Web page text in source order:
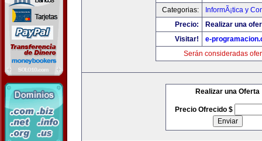
Categorias:
InformÃ¡tica y
Precio:
Realizar una
Visitar!
e-
Serán consideradas
Realizar una Oferta
Precio Ofrecido $